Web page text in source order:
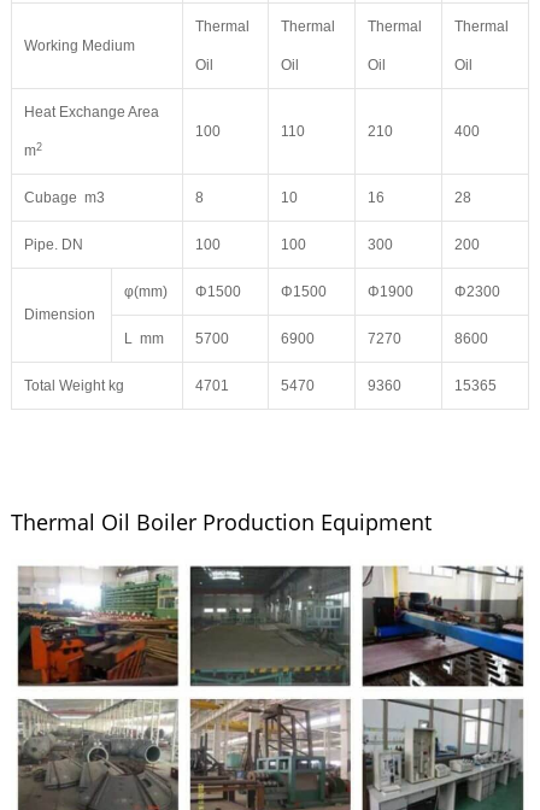
Working Medium
Thermal
Oil
Thermal
Oil
Thermal
Oil
Thermal
Oil
Heat Exchange Area
m2
100 110 210 400
Cubage m3 8 10 16 28
Pipe. DN 100 100 300 200
Dimension
φ(mm) Φ1500 Φ1500 Φ1900 Φ2300
L mm 5700 6900 7270 8600
Total Weight kg 4701 5470 9360 15365
Thermal Oil Boiler Production Equipment